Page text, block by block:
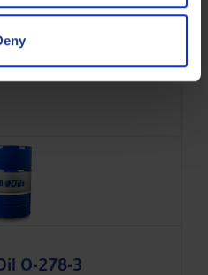
50
O-278-3